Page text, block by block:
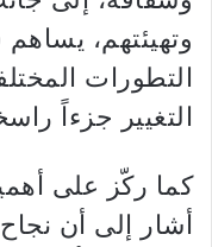
وتهيئتهم،
التطورات
التغيير جزءاً
كما ركّز على
أشار إلى أن